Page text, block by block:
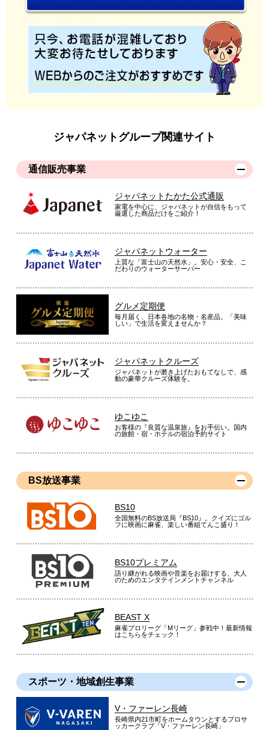
ジャパネットグループ関連サイト
通信販売事業
ジャパネットたかた公式通販
家電を中心に、ジャパネットが自信をもって
厳選した商品だけをご紹介！
ジャパネットウォーター
上質な「富士山の天然水」。安心・安全、こ
だわりのウォーターサーバー
グルメ定期便
毎月届く、日本各地の名物・名産品。「美味
しい」で生活を変えませんか？
ジャパネットクルーズ
ジャパネットが磨き上げたおもてなしで、感
動の豪華クルーズ体験を。
ゆこゆこ
お客様の『良質な温泉旅』をお手伝い。国内
の旅館・宿・ホテルの宿泊予約サイト
BS放送事業
BS10
全国無料のBS放送局『BS10』。クイズにゴル
フに映画に麻雀、楽しい番組てんこ盛り！
BS10プレミアム
語り継がれる映画や音楽をお届けする、大人
のためのエンタテインメントチャンネル
BEAST X
麻雀プロリーグ「Mリーグ」参戦中！最新情報
はこちらをチェック！
スポーツ・地域創生事業
V・ファーレン長崎
長崎県内21市町をホームタウンとするプロサ
ッカークラブ「V・ファーレン長崎」